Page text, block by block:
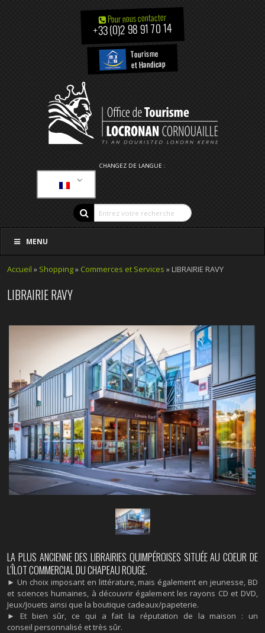
Pour nous contacter
+33 (0)2 98 91 70 14
Tourisme
et Handicap
CHANGEZ DE LANGUE :
MENU
Accueil » Shopping» Commerces et Services » LIBRAIRIE RAVY
LIBRAIRIE RAVY
LA PLUS ANCIENNE DES LIBRAIRIES QUIMPÉROISES SITUÉE AU COEUR DE
L’ÎLOT COMMERCIAL DU CHAPEAU ROUGE.
► Un choix imposant en littérature, mais également en jeunesse, BD
et sciences humaines, à découvrir également les rayons CD et DVD,
Jeux/Jouets ainsi que la boutique cadeaux/papeterie.
► Et bien sûr, ce qui a fait la réputation de la maison : un
conseil personnalisé et très sûr.